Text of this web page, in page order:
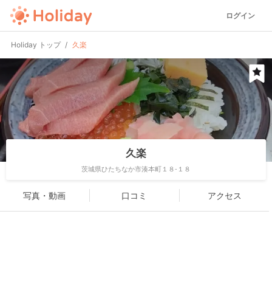
ログイン
Holiday トップ 久楽
久楽
茨城県ひたちなか市湊本町１８-１８
写真・動画 口コミ アクセス